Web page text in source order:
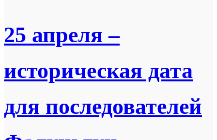
25 апреля –
историческая дата
для последователей